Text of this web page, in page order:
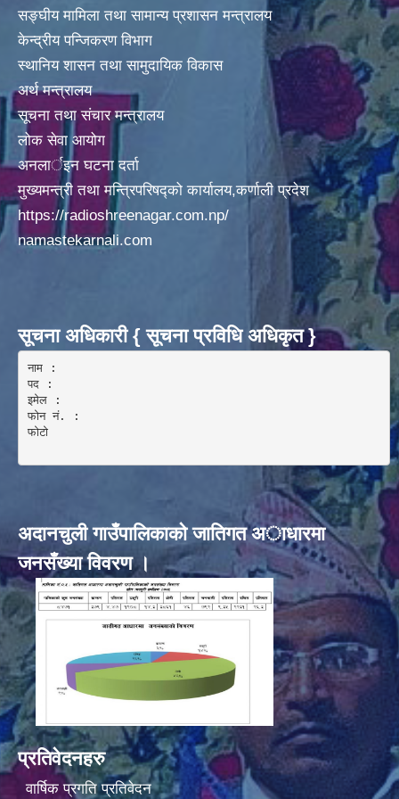
सङ्घीय मामिला तथा सामान्य प्रशासन मन्त्रालय
केन्द्रीय पन्जिकरण विभाग
स्थानिय शासन तथा सामुदायिक विकास
अर्थ मन्त्रालय
सूचना तथा संचार मन्त्रालय
लोक सेवा आयोग
अनलार्इन घटना दर्ता
मुख्यमन्त्री तथा मन्त्रिपरिषद्को कार्यालय,कर्णाली प्रदेश
https://radioshreenagar.com.np/
namastekarnali.com
सूचना अधिकारी { सूचना प्रविधि अधिकृत }
नाम :
पद :
इमेल :
फोन नं. :
फोटो
अदानचुली गाउँपालिकाकाे जातिगत अाधारमा
जनसँख्या विवरण ।
प्रतिवेदनहरु
वार्षिक प्रगति प्रतिवेदन